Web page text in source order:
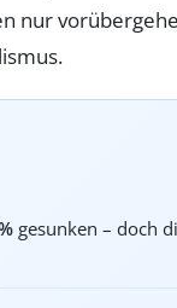
nur
gesunken – doch